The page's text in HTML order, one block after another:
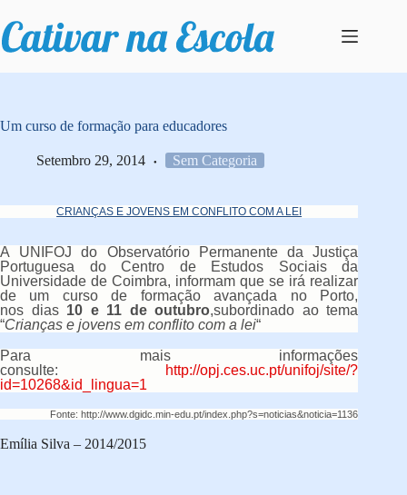
para
o
conteúdo
Um curso de formação para educadores
Setembro 29, 2014 Sem Categoria
CRIANÇAS E JOVENS EM CONFLITO COM A LEI
A UNIFOJ do Observatório Permanente da Justiça
Portuguesa do Centro de Estudos Sociais da
Universidade de Coimbra, informam que se irá realizar
de um curso de formação avançada no Porto,
nos dias 10 e 11 de outubro,subordinado ao tema
“Crianças e jovens em conflito com a lei“
Para mais informações
consulte:
http://opj.ces.uc.pt/unifoj/site/?
id=10268&id_lingua=1
Fonte: http://www.dgidc.min-edu.pt/index.php?s=noticias&noticia=1136
Emília Silva – 2014/2015